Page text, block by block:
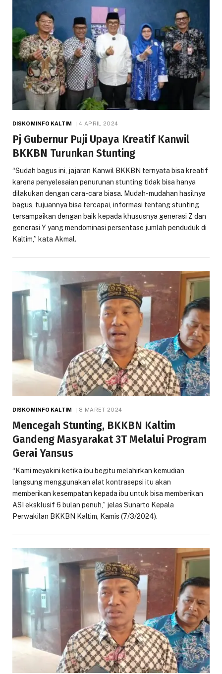
DISKOMINFO KALTIM 4 APRIL 2024
Pj Gubernur Puji Upaya Kreatif Kanwil
BKKBN Turunkan Stunting
“Sudah bagus ini, jajaran Kanwil BKKBN ternyata bisa kreatif
karena penyelesaian penurunan stunting tidak bisa hanya
dilakukan dengan cara-cara biasa. Mudah-mudahan hasilnya
bagus, tujuannya bisa tercapai, informasi tentang stunting
tersampaikan dengan baik kepada khususnya generasi Z dan
generasi Y yang mendominasi persentase jumlah penduduk di
Kaltim,” kata Akmal.
DISKOMINFO KALTIM 8 MARET 2024
Mencegah Stunting, BKKBN Kaltim
Gandeng Masyarakat 3T Melalui Program
Gerai Yansus
“Kami meyakini ketika ibu begitu melahirkan kemudian
langsung menggunakan alat kontrasepsi itu akan
memberikan kesempatan kepada ibu untuk bisa memberikan
ASI eksklusif 6 bulan penuh,” jelas Sunarto Kepala
Perwakilan BKKBN Kaltim, Kamis (7/3/2024).